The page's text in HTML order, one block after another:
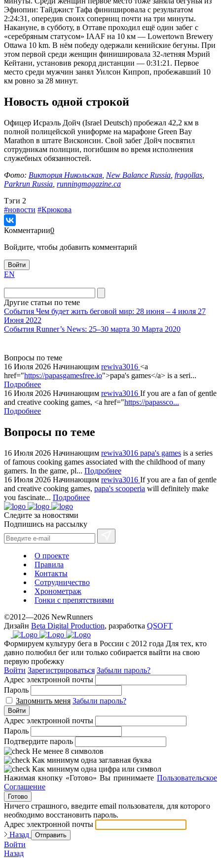
Эфиопии: Тайджист Тафа финишировала с результатом
2:24:31, опередив своих соперниц почти на три минуты.
Накануне, в субботу, в Оттаве проходил ещё один забег с
«серебряным статусом» IAAF на 10 км — Lowertown Brewery
Ottawa 10 km. В нём победу одержали кенийские бегуны. При
этом первой среди женщин финишировала 32-летняя Мэрий
Кейтани, установив рекорд дистанции — 0:31:21. Первое
место среди мужчин занял Уилсон Кипроп, пробежавший 10
км ровно за 28 минут.
Новость одной строкой
Офицер Исраэль Дойч (Israel Deutsch) пробежал 42,2 км в
полной полицейской униформе на марафоне Green Bay
Marathon в штате Висконсин. Свой забег Дойч посвятил
сотрудникам полиции, погибшим во время исполнения
служебных обязанностей.
Фото: Виктория Никольская New Balance Russia fragollas
Parkrun Russia runningmagazine.ca
Tэги 2
#новости #Крюкова
Комментарии0
Войдите, чтобы добавить комментарий
Войти
EN
Другие статьи по теме
События Чем будет жить беговой мир: 28 июня – 4 июля 27
Июня 2022
События Runner’s News: 25–30 марта 30 Марта 2020
Вопросы по теме
16 Июля 2026 Начинающим rewiva3016 <a
href="https://papasgamesfree.io">papa's games</a> is a seri...
Подробнее
16 Июля 2026 Начинающим rewiva3016 If you are a fan of gentle
and creative cooking games, <a href="https://papassco...
Подробнее
Вопросы по теме
16 Июля 2026 Начинающим rewiva3016 papa's games is a series
of famous cooking games associated with the childhood of many
gamers. In the game, pl... Подробнее
16 Июля 2026 Начинающим rewiva3016 If you are a fan of gentle
and creative cooking games, papa's scooperia will definitely make
you fascinate... Подробнее
Следите за новостями
Подпишись на рассылку
О проекте
Правила
Контакты
Сотрудничество
Хронометраж
Гонки с препятствиями
©2012—2026 NewRunners
Дизайн Beta Digital Production, разработка QSOFT
Формируем культуру бега в России с 2012 года Для тех, кто
давно полюбил бег или только собирается выйти на свою
первую пробежку
Войти Зарегистрироваться Забыли пароль?
Адрес электронной почты
Пароль
Запомнить меня Забыли пароль?
Войти
Адрес электронной почты
Пароль
Подтвердите пароль
Не менее 8 символов
Как минимум одна заглавная буква
Как минимум одна цифра или символ
Нажимая кнопку «Готово» Вы принимаете Пользовательское
Соглашение
Готово
Ничего страшного, введите email пользователя, для которого
необходимо восстановить пароль.
Адрес электронной почты
Назад
Отправить
Войти
Назад